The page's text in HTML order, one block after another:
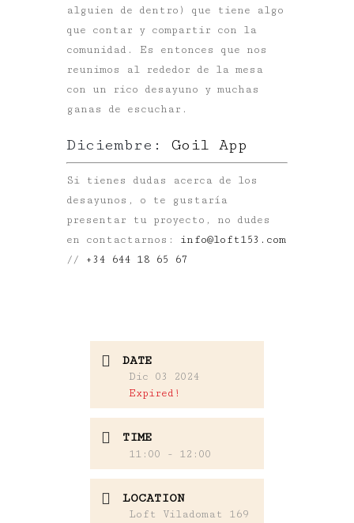
alguien de dentro) que tiene algo
que contar y compartir con la
comunidad. Es entonces que nos
reunimos al rededor de la mesa
con un rico desayuno y muchas
ganas de escuchar.
Diciembre: Goil App
Si tienes dudas acerca de los
desayunos, o te gustaría
presentar tu proyecto, no dudes
en contactarnos: info@loft153.com
//
+34 644 18 65 67
DATE
Dic 03 2024
Expired!
TIME
11:00 - 12:00
LOCATION
Loft Viladomat 169